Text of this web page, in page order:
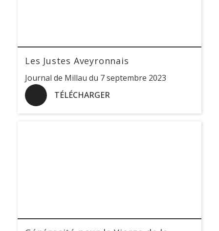
Les Justes Aveyronnais
Journal de Millau du 7 septembre 2023
TÉLÉCHARGER